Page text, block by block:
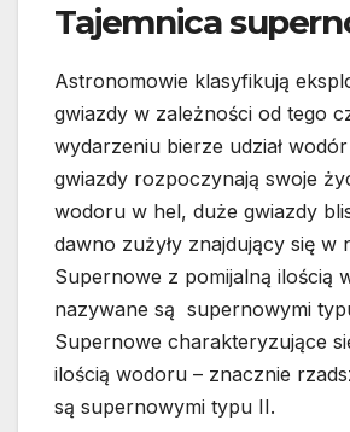
Tajemnica
Astronomowie klasyfikują
gwiazdy w zależności od tego
wydarzeniu bierze udział
gwiazdy rozpoczynają swoje
wodoru w hel, duże gwiazdy
dawno zużyły znajdujący się w
Supernowe z pomijalną ilością
nazywane są supernowymi
Supernowe charakteryzujące
ilością wodoru – znacznie
są supernowymi typu II.